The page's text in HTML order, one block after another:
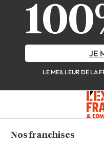
JE
LE MEILLEUR DE LA
Nos franchises